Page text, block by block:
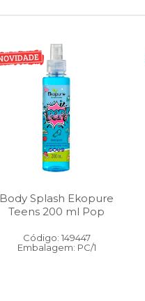
Body Splash Ekopure
Teens 200 ml Pop
Código: 149447
Embalagem: PC/1